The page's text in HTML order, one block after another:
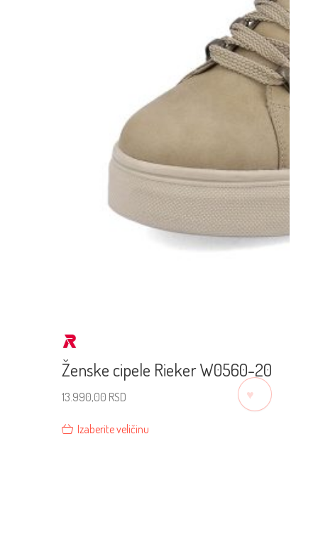
Ženske cipele Rieker W0560-20
13.990,00 RSD
Izaberite veličinu